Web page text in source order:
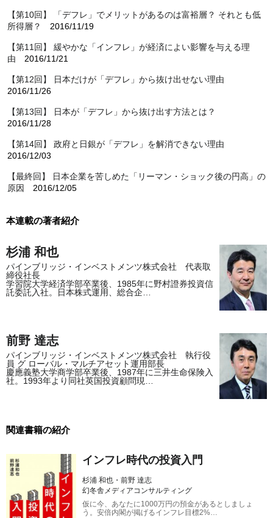
【第10回】 「デフレ」でメリットがあるのは富裕層？ それとも低
所得層？
2016/11/19
【第11回】 緩やかな「インフレ」が経済によい影響を与える理
由 2016/11/21
【第12回】 日本だけが「デフレ」から抜け出せない理由
2016/11/26
【第13回】 日本が「デフレ」から抜け出す方法とは？
2016/11/28
【第14回】 政府と日銀が「デフレ」を解消できない理由
2016/12/03
【最終回】 日本企業を苦しめた「リーマン・ショック後の円高」の
原因
2016/12/05
本連載の著者紹介
杉浦 和也
パインブリッジ・インベストメンツ株式会社 代表取
締役社長
学習院大学経済学部卒業後、1985年に野村證券投資信
託委託入社。日本株式運用、総合企…
前野 達志
パインブリッジ・インベストメンツ株式会社 執行役
員 グ ローバル・マルチアセット運用部長
慶應義塾大学商学部卒業後、1987年に三井生命保険入
社。1993年より同社英国投資顧問現…
関連書籍の紹介
インフレ時代の投資入門
杉浦 和也・前野 達志
幻冬舎メディアコンサルティング
仮に今、あなたに1000万円の預金があるとしましょ
う。安倍内閣が掲げるインフレ目標2%…